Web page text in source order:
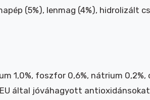
(5%), lenmag (4%), hidrolizált
1,0%, foszfor 0,6%, nátrium 0,2%,
EU által jóváhagyott